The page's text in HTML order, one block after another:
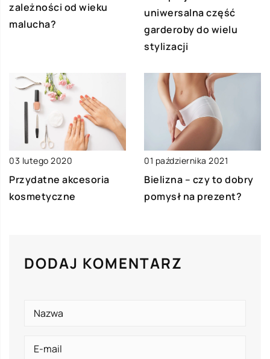
zależności od wieku
malucha?
uniwersalna część
garderoby do wielu
stylizacji
03 lutego 2020
Przydatne akcesoria
kosmetyczne
01 października 2021
Bielizna – czy to dobry
pomysł na prezent?
DODAJ KOMENTARZ